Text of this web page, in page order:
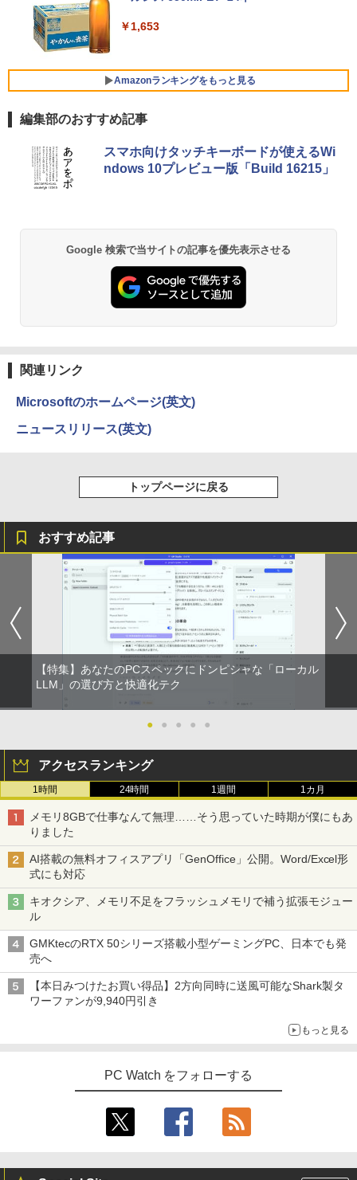
｜モバイルPC｜ノートパソコン B5サイ
ズ｜パソコン｜中古パソコン｜中古PC
5
【新品】【楽天1位！】ノートパソコン
付きノートパソコン 初心者向け Window
s11 初期設定済 Webカメラ zoom 日本語
キーボード 14.1型 Intel Celeron メモリ
￥29,800
BT4.2 省電力 小型パソコン
パソコン 新品SSD Windows11 Office付
6400 I5-12400F i7 I5 3470 SSD 256GB~
1TB メモリ 選択可 8GB 16GB 32GB デ
スクトップPC 安い 本体のみ 高スペック
23.8型ワイド液晶ディスプレイ LCD-A24
1DBX ブラック
￥14,826
いさん もじをよむ・かく めいろ おかね
【ph-A】
Xiaomi シャオミ REDMI Buds 8 Lite ワイヤ
￥2,980
￥1,653
Amazonランキングをもっと見る
薬屋のひとりごと 17巻 (デジタル版ビッグガ
ンガンコミックス)
異世界居酒屋「のぶ」(22) (角川コミックス・
￥832
￥810
クスDIGITAL)
￥594
編集部のおすすめ記事
スマホ向けタッチキーボードが使えるWi
ndows 10プレビュー版「Build 16215」
Google 検索で当サイトの記事を優先表示させる
関連リンク
Microsoftのホームページ(英文)
ニュースリリース(英文)
トップページに戻る
おすすめ記事
【特集】あなたのPCスペックにドンピシャな「ローカル
LLM」の選び方と快適化テク
● ● ● ● ●
アクセスランキング
1時間 24時間 1週間 1カ月
メモリ8GBで仕事なんて無理……そう思っていた時期が僕にもあ
りました
AI搭載の無料オフィスアプリ「GenOffice」公開。Word/Excel形
式にも対応
キオクシア、メモリ不足をフラッシュメモリで補う拡張モジュー
ル
GMKtecのRTX 50シリーズ搭載小型ゲーミングPC、日本でも発
売へ
【本日みつけたお買い得品】2方向同時に送風可能なShark製タ
ワーファンが9,940円引き
もっと見る
PC Watch をフォローする